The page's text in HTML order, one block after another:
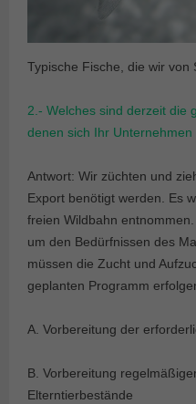
Typische Fische, die wir von
2.- Welches sind derzeit die
denen sich Ihr Unternehmen
Antwort: Wir züchten und
Export benötigt werden. Es
freien Wildbahn
um den Bedürfnissen des
müssen die Zucht und
geplanten Programm
A. Vorbereitung der
B. Vorbereitung
Elterntierbestände